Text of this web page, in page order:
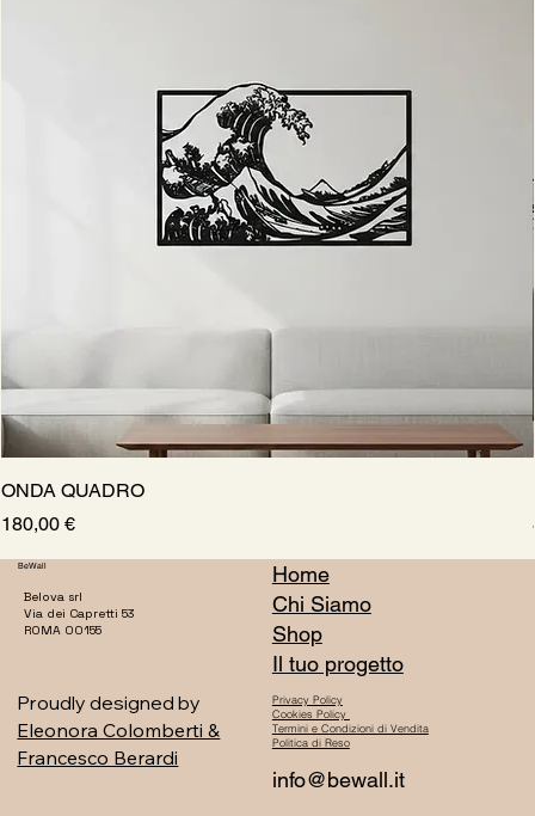
ONDA QUADRO
Prezzo
180,00 €
Proudly designed by
Eleonora Colomberti &
Francesco Berardi
BeWall
Belova srl
Via dei Capretti 53
ROMA 00155
Home
Chi Siamo
Shop
Il tuo progetto
Privacy Policy
Cookies Policy
Termini e Condizioni di Vendita
Politica di Reso
info@bewall.it